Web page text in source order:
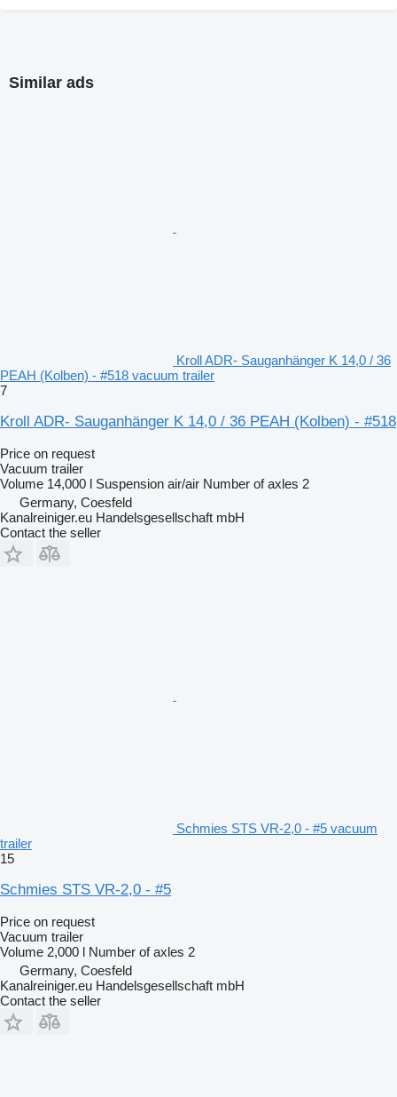
Similar ads
Kroll ADR- Sauganhänger K 14,0 / 36
PEAH (Kolben) - #518 vacuum trailer
7
Kroll ADR- Sauganhänger K 14,0 / 36 PEAH (Kolben) - #518
Price on request
Vacuum trailer
Volume 14,000 l Suspension air/air Number of axles 2
Germany, Coesfeld
Kanalreiniger.eu Handelsgesellschaft mbH
Contact the seller
Schmies STS VR-2,0 - #5 vacuum
trailer
15
Schmies STS VR-2,0 - #5
Price on request
Vacuum trailer
Volume 2,000 l Number of axles 2
Germany, Coesfeld
Kanalreiniger.eu Handelsgesellschaft mbH
Contact the seller